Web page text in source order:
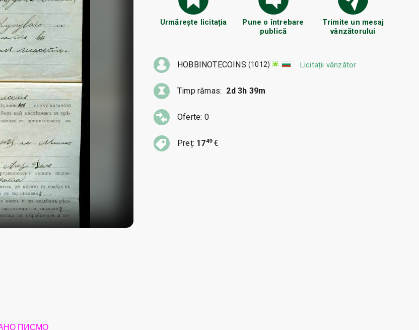
Urmărește licitația
Pune o întrebare
publică
Trimite un mesaj
vânzătorului
HOBBINOTECOINS (1012) Licitații vânzător
Timp rămas: 2d 3h 39m
Oferte: 0
Preț: 1749€